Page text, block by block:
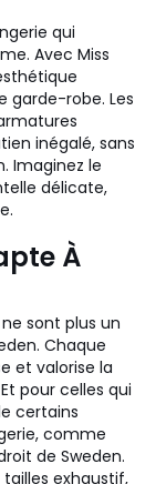
qui
Avec Miss
garde-robe. Les
inégalé, sans
Imaginez le
délicate,
À
sont plus un
Chaque
et valorise la
pour celles qui
certains
comme
de Sweden.
exhaustif,